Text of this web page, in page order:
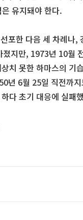
유지돼야 한다.
포한 다음 세 차례나
지만, 1973년 10월
치 못한 하마스의 기
년 6월 25일 직전까
다 초기 대응에 실패